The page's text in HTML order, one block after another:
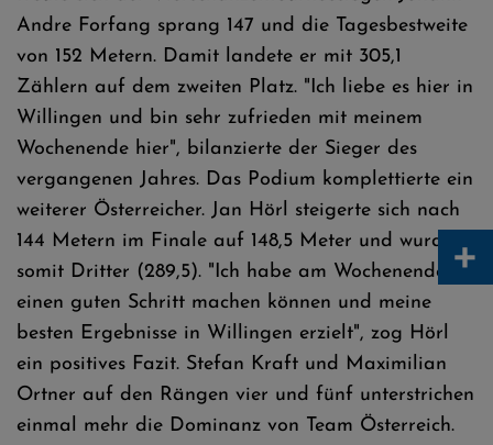
Andre Forfang sprang 147 und die Tagesbestweite
von 152 Metern. Damit landete er mit 305,1
Zählern auf dem zweiten Platz. "Ich liebe es hier in
Willingen und bin sehr zufrieden mit meinem
Wochenende hier", bilanzierte der Sieger des
vergangenen Jahres. Das Podium komplettierte ein
weiterer Österreicher. Jan Hörl steigerte sich nach
144 Metern im Finale auf 148,5 Meter und wurde
somit Dritter (289,5). "Ich habe am Wochenende
einen guten Schritt machen können und meine
besten Ergebnisse in Willingen erzielt", zog Hörl
ein positives Fazit. Stefan Kraft und Maximilian
Ortner auf den Rängen vier und fünf unterstrichen
einmal mehr die Dominanz von Team Österreich.
+